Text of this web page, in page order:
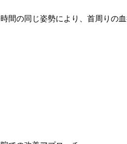
間の同じ姿勢により、首周りの